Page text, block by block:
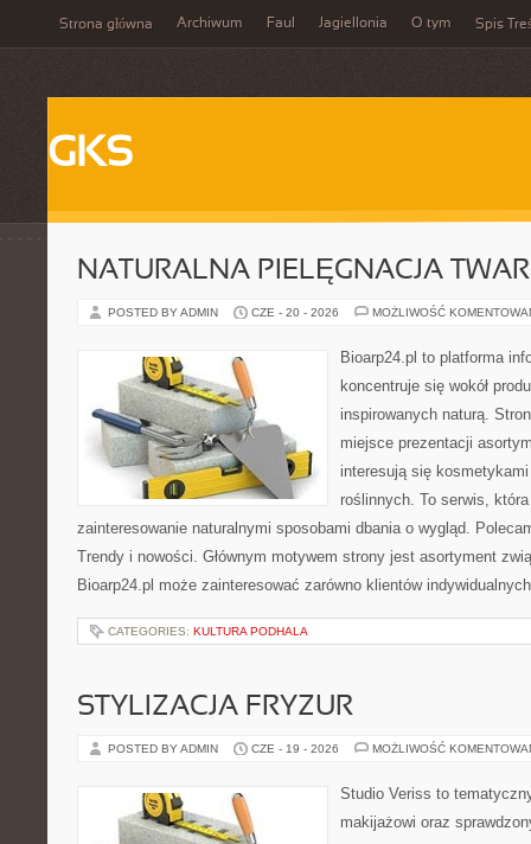
Strona główna Archiwum Faul Jagiellonia O tym Spis
GKS
NATURALNA PIELĘGNACJA
POSTED BY ADMIN CZE - 20 - 2026 MOŻLIWOŚĆ
Bioarp24.pl to platforma
koncentruje się wokół
inspirowanych naturą.
miejsce prezentacji
interesują się
roślinnych. To serwis,
zainteresowanie naturalnymi sposobami dbania o wygląd.
Trendy i nowości. Głównym motywem strony jest asortyment
Bioarp24.pl może zainteresować zarówno klientów
CATEGORIES: KULTURA PODHALA
STYLIZACJA FRYZUR
POSTED BY ADMIN CZE - 19 - 2026 MOŻLIWOŚĆ
Studio Veriss to
makijażowi oraz